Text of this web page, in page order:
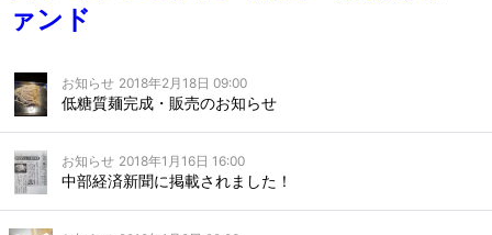
ァンド
お知らせ 2018年2月18日 09:00
低糖質麺完成・販売のお知らせ
お知らせ 2018年1月16日 16:00
中部経済新聞に掲載されました！